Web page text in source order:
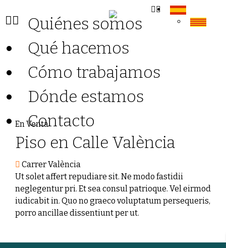
Quiénes somos
Qué hacemos
Cómo trabajamos
Dónde estamos
Contacto
En Venta
Piso en Calle València
Carrer València
Ut solet affert repudiare sit. Ne modo fastidii
neglegentur pri. Et sea consul patrioque. Vel eirmod
iudicabit in. Quo no graeco voluptatum persequeris,
porro ancillae dissentiunt per ut.